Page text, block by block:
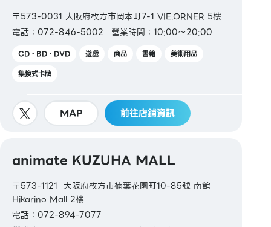
【禮品卡・商品券】
JCB 禮品卡
【圖書券・圖書卡NEXT】
〒573-0031 大阪府枚方市岡本町7-1 VIE.ORNER 5樓
電話：072-846-5002
營業時間：10:00～20:00
CD・BD・DVD 遊戲 商品 書籍
美術用品
集換式卡牌
MAP 前往店鋪資訊
animate KUZUHA MALL
〒573-1121 大阪府枚方市楠葉花園町10-85號 南館
Hikarino Mall 2樓
電話：072-894-7077